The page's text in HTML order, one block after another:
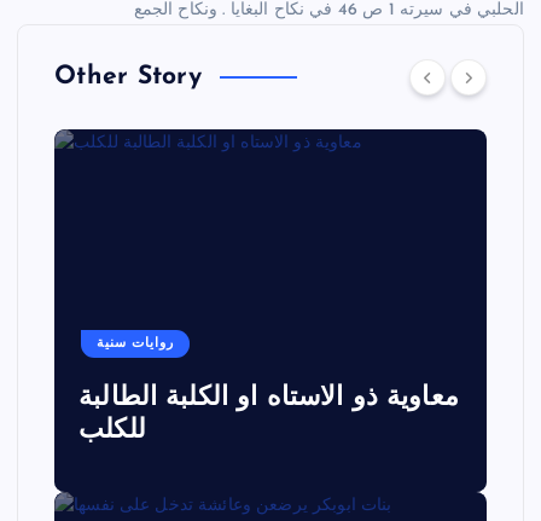
الحلبي في سيرته 1 ص 46 في نكاح البغايا . ونكاح الجمع
Other Story
روايات سنية
معاوية ذو الاستاه او الكلبة الطالبة
للكلب